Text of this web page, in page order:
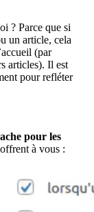
? Parce que si
un article, cela
(par
articles). Il est
pour refléter
pour les
à vous :